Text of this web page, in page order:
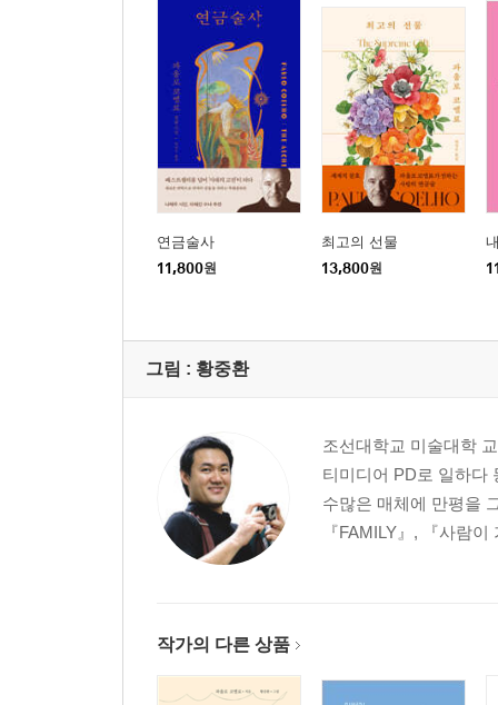
연금술사
11,800원
최고의 선물
13,800원
그림 : 황중환
조선대학교 미술대학
티미디어 PD로 일하다
수많은 매체에 만평을
『FAMILY』, 『사람
작가의 다른 상품